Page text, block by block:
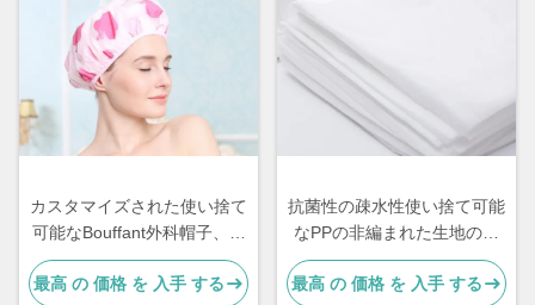
カスタマイズされた使い捨て
可能なBouffant外科帽子、非
編まれたBouffant帽子
最高 の 価格 を 入手 する
抗菌性の疎水性使い捨て可能
なPPの非編まれた生地の病
院用ベッド シート
最高 の 価格 を 入手 する